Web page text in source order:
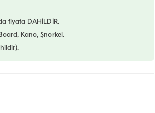
fiyata DAHİLDİR.
Kano, Şnorkel.